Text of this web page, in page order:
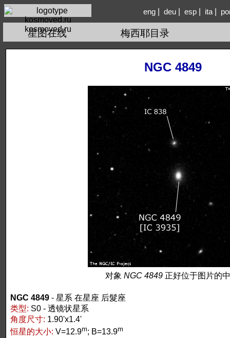
kosmoved.ru
eng| deu| esp| ita|
星图在线 梅西耶目录
NGC 4849
对象 NGC 4849 正好位于图片的
NGC 4849 - 星系 在星座 后髮座
类型: S0 - 透镜状星系
角度尺寸: 1.90'x1.4'
恒星的大小: V=12.9m; B=13.9m